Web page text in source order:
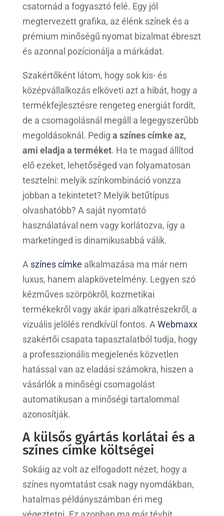
csatornád a fogyasztó felé. Egy jól
megtervezett grafika, az élénk színek és a
prémium minőségű nyomat bizalmat ébreszt
és azonnal pozícionálja a márkádat.
Szakértőként látom, hogy sok kis- és
középvállalkozás elköveti azt a hibát, hogy a
termékfejlesztésre rengeteg energiát fordít,
de a csomagolásnál megáll a legegyszerűbb
megoldásoknál. Pedig a színes címke az,
ami eladja a terméket. Ha te magad állítod
elő ezeket, lehetőséged van folyamatosan
tesztelni: melyik színkombináció vonzza
jobban a tekintetet? Melyik betűtípus
olvashatóbb? A saját nyomtató
használatával nem vagy korlátozva, így a
marketinged is dinamikusabbá válik.
A színes címke alkalmazása ma már nem
luxus, hanem alapkövetelmény. Legyen szó
kézműves szörpökről, kozmetikai
termékekről vagy akár ipari alkatrészekről, a
vizuális jelölés rendkívül fontos. A Webmaxx
szakértői csapata tapasztalatból tudja, hogy
a professzionális megjelenés közvetlen
hatással van az eladási számokra, hiszen a
vásárlók a minőségi csomagolást
automatikusan a minőségi tartalommal
azonosítják.
A külsős gyártás korlátai és a
színes címke költségei
Sokáig az volt az elfogadott nézet, hogy a
színes nyomtatást csak nagy nyomdákban,
hatalmas példányszámban éri meg